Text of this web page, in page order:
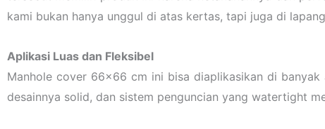
kami bukan hanya unggul di atas kertas, tapi juga di
Aplikasi Luas dan Fleksibel
Manhole cover 66×66 cm ini bisa diaplikasikan di banyak
desainnya solid, dan sistem penguncian yang watertight